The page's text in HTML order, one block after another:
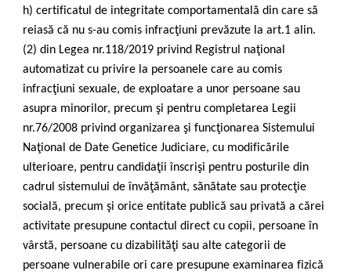
h) certificatul de integritate comportamentală din care să
reiasă că nu s-au comis infracţiuni prevăzute la art.1 alin.
(2) din Legea nr.118/2019 privind Registrul naţional
automatizat cu privire la persoanele care au comis
infracţiuni sexuale, de exploatare a unor persoane sau
asupra minorilor, precum şi pentru completarea Legii
nr.76/2008 privind organizarea şi funcţionarea Sistemului
Naţional de Date Genetice Judiciare, cu modificările
ulterioare, pentru candidaţii înscrişi pentru posturile din
cadrul sistemului de învăţământ, sănătate sau protecţie
socială, precum şi orice entitate publică sau privată a cărei
activitate presupune contactul direct cu copii, persoane în
vârstă, persoane cu dizabilităţi sau alte categorii de
persoane vulnerabile ori care presupune examinarea fizică